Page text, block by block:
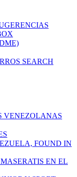
SEARCH
VENEZOLANAS
FOUND IN
EN EL